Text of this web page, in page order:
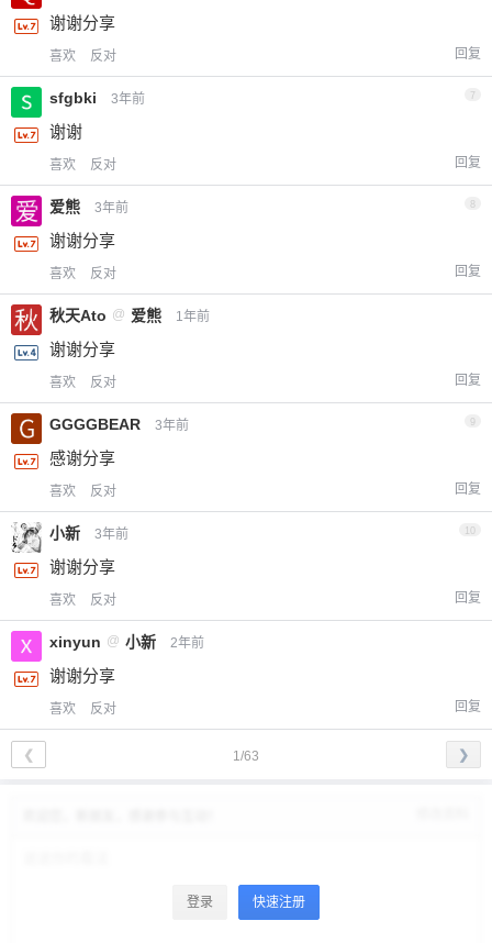
谢谢分享
喜欢 反对 回复
sfgbki 3年前 7
谢谢
喜欢 反对 回复
爱熊 3年前
谢谢分享
喜欢 反对 回复
秋天Ato @ 爱熊 1年前
谢谢分享
喜欢 反对 回复
GGGGBEAR 3年前 9
感谢分享
喜欢 反对 回复
小新 3年前 10
谢谢分享
喜欢 反对 回复
xinyun @ 小新 2年前
谢谢分享
喜欢 反对 回复
1/63
❮ ❯
登录 快速注册